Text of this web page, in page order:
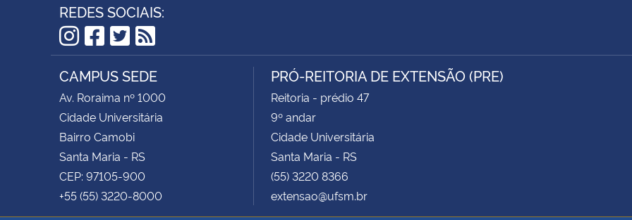
REDES SOCIAIS:
Instagram
Facebook
Twitter
RSS
CAMPUS SEDE
Av. Roraima nº 1000
Cidade Universitária
Bairro Camobi
Santa Maria - RS
CEP: 97105-900
+55 (55) 3220-8000
PRÓ-REITORIA DE EXTENSÃO (PRE)
Reitoria - prédio 47
9º andar
Cidade Universitária
Santa Maria - RS
(55) 3220 8366
extensao@ufsm.br